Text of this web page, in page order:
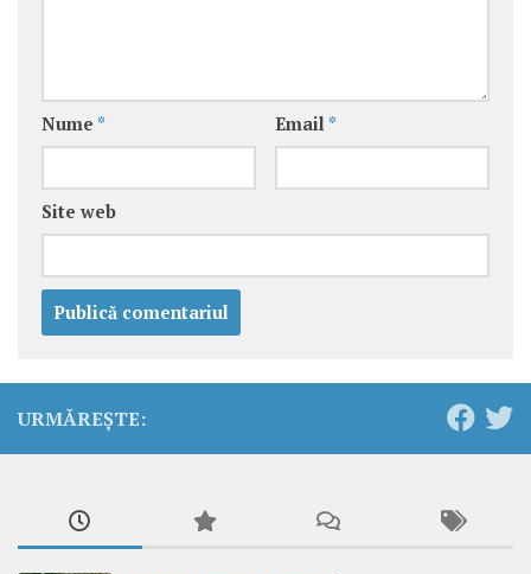
Nume * Email *
Site web
URMĂREȘTE: